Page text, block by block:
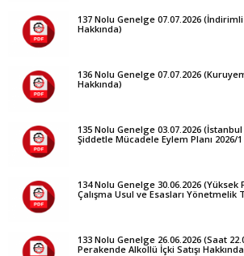
137 Nolu Genelge 07.07.2026 (İndirimli
Hakkında)
136 Nolu Genelge 07.07.2026
Hakkında)
135 Nolu Genelge 03.07.2026
Şiddetle Mücadele Eylem Planı 2026/
134 Nolu Genelge 30.06.2026 (Yüksek
Çalışma Usul ve Esasları Yönetmelik
133 Nolu Genelge 26.06.2026 (Saat
Perakende Alkollü İçki Satışı